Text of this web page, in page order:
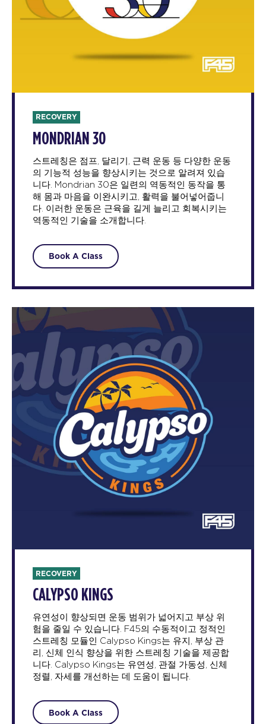
RECOVERY
MONDRIAN 30
스트레칭은 점프, 달리기, 근력 운동 등 다양한 운동
의 기능적 성능을 향상시키는 것으로 알려져 있습
니다. Mondrian 30은 일련의 역동적인 동작을 통
해 몸과 마음을 이완시키고, 활력을 불어넣어줍니
다. 이러한 운동은 근육을 길게 늘리고 회복시키는
역동적인 기술을 소개합니다.
Book A Class
RECOVERY
CALYPSO KINGS
유연성이 향상되면 운동 범위가 넓어지고 부상 위
험을 줄일 수 있습니다. F45의 수동적이고 정적인
스트레칭 모듈인 Calypso Kings는 유지, 부상 관
리, 신체 인식 향상을 위한 스트레칭 기술을 제공합
니다. Calypso Kings는 유연성, 관절 가동성, 신체
정렬, 자세를 개선하는 데 도움이 됩니다.
Book A Class